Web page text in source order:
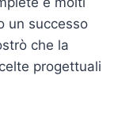
un successo
che la
progettuali